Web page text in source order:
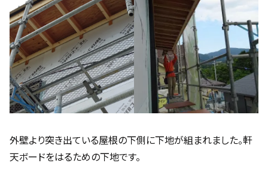
外壁より突き出ている屋根の下側に下地が組まれました。軒
天ボードをはるための下地です。